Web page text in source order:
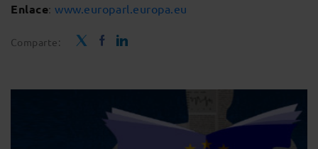
Enlace:www.europarl.europa.eu
Comparte: